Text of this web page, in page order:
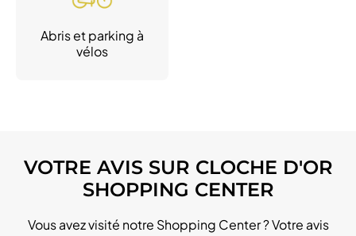
Abris et parking à
vélos
VOTRE AVIS SUR CLOCHE D'OR
SHOPPING CENTER
Vous avez visité notre Shopping Center ? Votre avis